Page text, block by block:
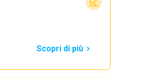
Scopri di più